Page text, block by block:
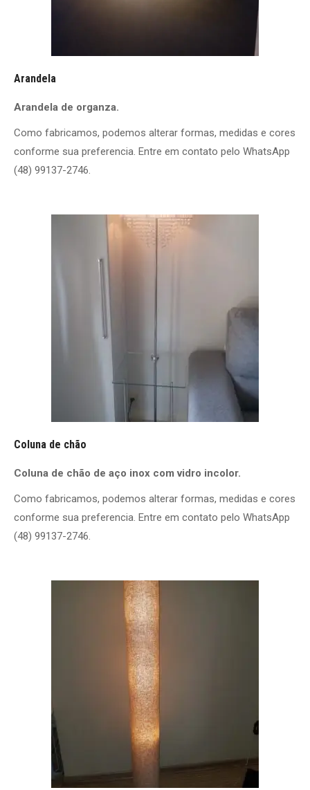
Arandela
Arandela de organza.
Como fabricamos, podemos alterar formas, medidas e cores
conforme sua preferencia. Entre em contato pelo WhatsApp
(48) 99137-2746.
Coluna de chão
Coluna de chão de aço inox com vidro incolor.
Como fabricamos, podemos alterar formas, medidas e cores
conforme sua preferencia. Entre em contato pelo WhatsApp
(48) 99137-2746.